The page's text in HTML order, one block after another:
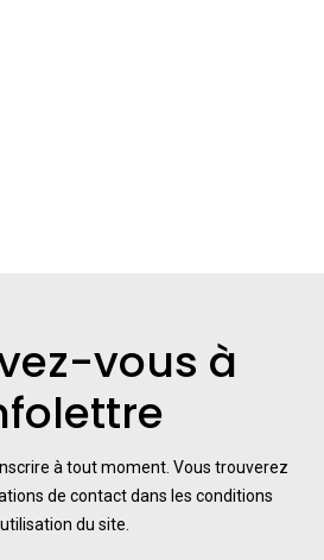
vous à
à tout moment. Vous trouverez
de contact dans les conditions
du site.